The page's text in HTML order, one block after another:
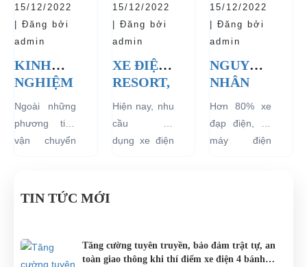
những ưu...
TẠI CÁC
KHU
VỰC
HẠN
CHẾ
chạy bằng
điện...
15/12/2022
| Đăng bởi
admin
KINH
NGHIỆM
THUÊ XE
ĐIỆN DU
LỊCH
NẴNG
Ngoài những
phương tiện
vận chuyển
xe đạp, du
thể lựa chọn
cho mình
15/12/2022
| Đăng bởi
admin
XE ĐIỆN
RESORT,
TRÀO
LƯU
MỚI
CHO
Hiện nay, nhu
cầu sử
dụng xe điện
khắp cả
nước.
15/12/2022
| Đăng bởi
admin
NGUYÊN
NHÂN
KHIẾN
ẮC QUY
XE ĐẠP
ĐIỆN BỊ
Hơn 80% xe
đạp điện, xe
máy điện
quy. Do đó
các trục trặc
TIN TỨC MỚI
Tăng cường tuyên truyền, bảo đảm trật tự, an
toàn giao thông khi thí điểm xe điện 4 bánh